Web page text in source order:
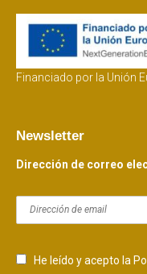
Financiado por la Unión
Newsletter
Dirección de correo
He leído y acepto la